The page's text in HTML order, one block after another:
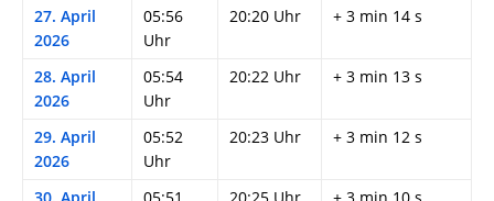
27. April
2026
05:56
Uhr
20:20 Uhr + 3 min 14 s
28. April
2026
05:54
Uhr
20:22 Uhr + 3 min 13 s
29. April
2026
05:52
Uhr
20:23 Uhr + 3 min 12 s